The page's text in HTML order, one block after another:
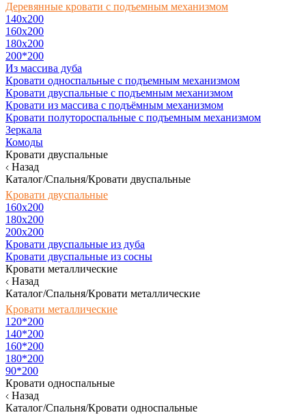
Деревянные кровати с подъемным механизмом
140x200
160х200
180х200
200*200
Из массива дуба
Кровати односпальные с подъемным механизмом
Кровати двуспальные с подъемным механизмом
Кровати из массива с подъёмным механизмом
Кровати полутороспальные с подъемным механизмом
Зеркала
Комоды
Кровати двуспальные
Назад
Каталог/Спальня/Кровати двуспальные
Кровати двуспальные
160х200
180x200
200x200
Кровати двуспальные из дуба
Кровати двуспальные из сосны
Кровати металлические
Назад
Каталог/Спальня/Кровати металлические
Кровати металлические
120*200
140*200
160*200
180*200
90*200
Кровати односпальные
Назад
Каталог/Спальня/Кровати односпальные